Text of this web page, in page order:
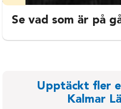
Se vad som är på
Upptäckt fler
Kalmar